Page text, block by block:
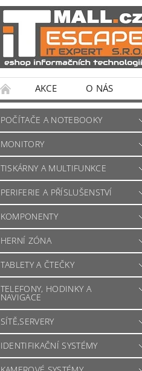
AKCE O NÁS
POČÍTAČE A NOTEBOOKY
MONITORY
TISKÁRNY A MULTIFUNKCE
PERIFERIE A PŘÍSLUŠENSTVÍ
KOMPONENTY
HERNÍ ZÓNA
TABLETY A ČTEČKY
TELEFONY, HODINKY A
NAVIGACE
SÍTĚ,SERVERY
IDENTIFIKAČNÍ SYSTÉMY